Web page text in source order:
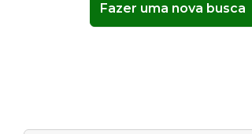
Fazer uma nova busca